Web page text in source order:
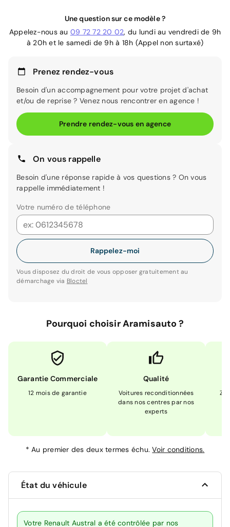
Une question sur ce modèle ?
Appelez-nous au 09 72 72 20 02, du lundi au vendredi de 9h
à 20h et le samedi de 9h à 18h (Appel non surtaxé)
Prenez rendez-vous
Besoin d'un accompagnement pour votre projet d'achat
et/ou de reprise ? Venez nous rencontrer en agence !
Prendre rendez-vous en agence
On vous rappelle
Besoin d'une réponse rapide à vos questions ? On vous
rappelle immédiatement !
Votre numéro de téléphone
Rappelez-moi
Vous disposez du droit de vous opposer gratuitement au
démarchage via Bloctel
Pourquoi choisir Aramisauto ?
Garantie Commerciale
12 mois de garantie
Qualité
Voitures reconditionnées
dans nos centres par nos
experts
*Au premier des deux termes échu.Voir conditions.
État du véhicule
Votre Renault Austral a été contrôlée par nos